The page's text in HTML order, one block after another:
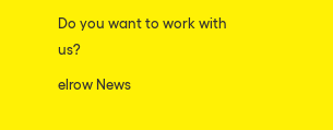
Do you want to work with
us?
elrow News